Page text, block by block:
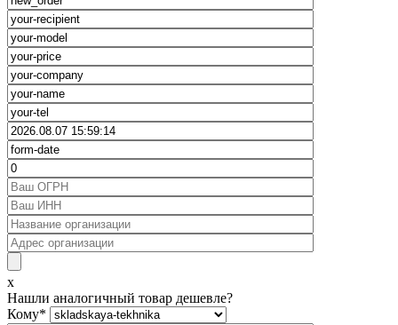
x
Нашли аналогичный товар дешевле?
Кому*